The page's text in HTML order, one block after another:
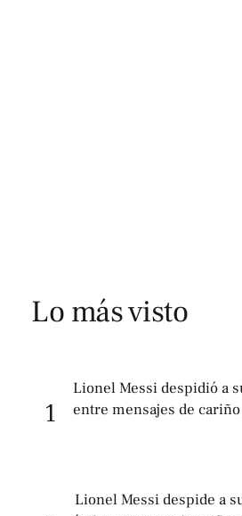
Lo más visto
1
Lionel Messi despidió a
entre mensajes de
Lionel Messi despide a